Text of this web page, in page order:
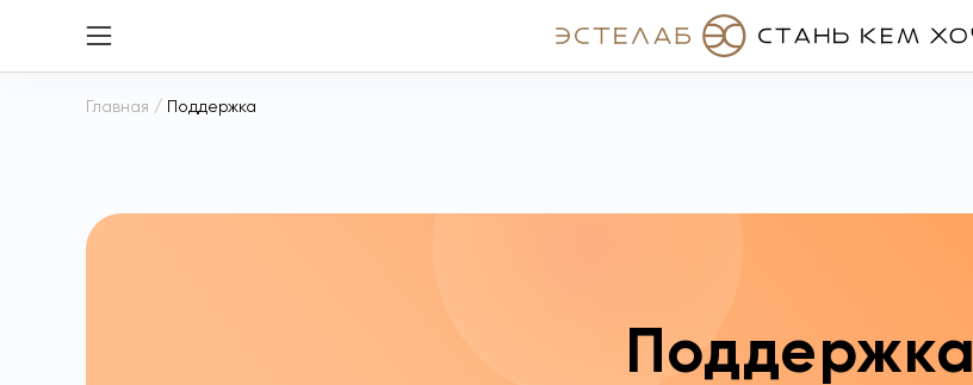
Главная / Поддержка
Поддержка